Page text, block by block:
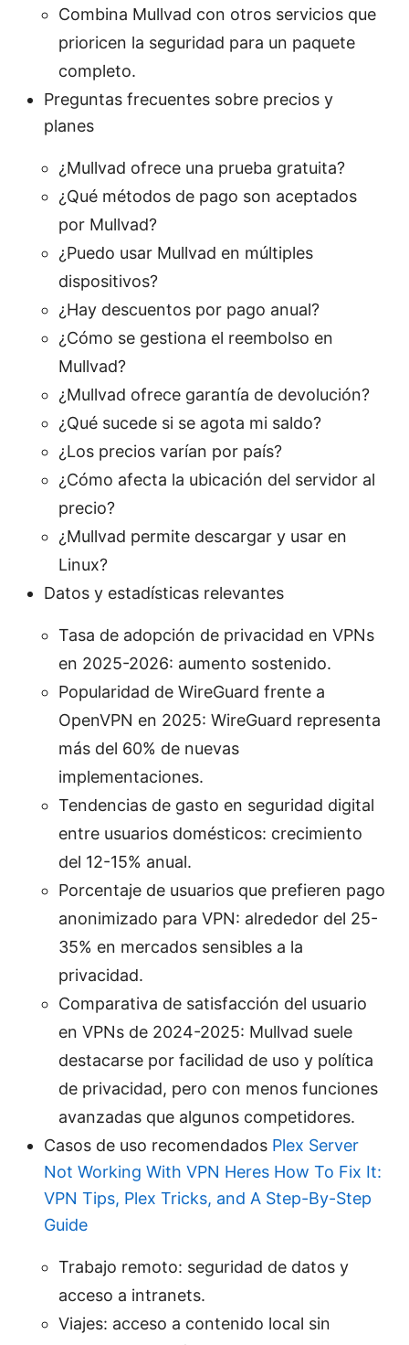
Combina Mullvad con otros servicios que
prioricen la seguridad para un paquete
completo.
Preguntas frecuentes sobre precios y
planes
¿Mullvad ofrece una prueba gratuita?
¿Qué métodos de pago son aceptados
por Mullvad?
¿Puedo usar Mullvad en múltiples
dispositivos?
¿Hay descuentos por pago anual?
¿Cómo se gestiona el reembolso en
Mullvad?
¿Mullvad ofrece garantía de devolución?
¿Qué sucede si se agota mi saldo?
¿Los precios varían por país?
¿Cómo afecta la ubicación del servidor al
precio?
¿Mullvad permite descargar y usar en
Linux?
Datos y estadísticas relevantes
Tasa de adopción de privacidad en VPNs
en 2025-2026: aumento sostenido.
Popularidad de WireGuard frente a
OpenVPN en 2025: WireGuard representa
más del 60% de nuevas
implementaciones.
Tendencias de gasto en seguridad digital
entre usuarios domésticos: crecimiento
del 12-15% anual.
Porcentaje de usuarios que prefieren pago
anonimizado para VPN: alrededor del 25-
35% en mercados sensibles a la
privacidad.
Comparativa de satisfacción del usuario
en VPNs de 2024-2025: Mullvad suele
destacarse por facilidad de uso y política
de privacidad, pero con menos funciones
avanzadas que algunos competidores.
Casos de uso recomendados Plex Server
Not Working With VPN Heres How To Fix It:
VPN Tips, Plex Tricks, and A Step-By-Step
Guide
Trabajo remoto: seguridad de datos y
acceso a intranets.
Viajes: acceso a contenido local sin